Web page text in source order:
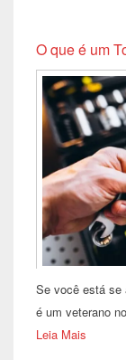
O que é um
Se você está se
é um veterano
Leia Mais